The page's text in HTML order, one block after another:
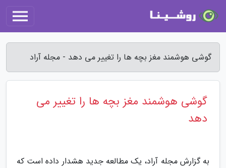
گوشی هوشمند مغز بچه ها را تغییر می دهد - مجله آراد
گوشی هوشمند مغز بچه ها را تغییر می
دهد
به گزارش مجله آراد، یک مطالعه جدید هشدار داده است که